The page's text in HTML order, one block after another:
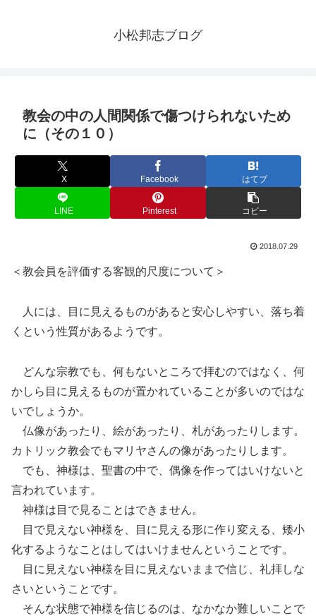
小松邦志ブログ
教会の中の人間関係で傷つけられないため
に（その１０）
X Facebook はてブ
LINE Pinterest コピー
2018.07.29
＜教会員を評価する客観的尺度について＞
人には、目に見えるものがあると安心しやすい、落ち着
くという性質があるようです。
どんな宗教でも、何もないところで拝むのではなく、何
かしら目に見えるものが置かれていることが多いのではな
いでしょうか。
仏像があったり、絵があったり、札があったりします。
カトリック教会でもマリヤさんの像があったりします。
でも、神様は、聖書の中で、偶像を作ってはいけないと
言われています。
神様は目で見ることはできません。
目で見えない神様を、目に見える形に作り変える、矮小
化するようなことはしてはいけませんということです。
目に見えない神様を目に見えないままで信じ、礼拝しな
さいということです。
そんな状態で神様を信じるのは、なかなか難しいことで